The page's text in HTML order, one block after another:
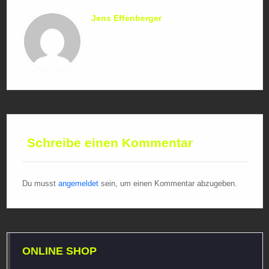
Jens Effenberger
Schreibe einen Kommentar
Du musst angemeldetsein, um einen Kommentar abzugeben.
ONLINE SHOP